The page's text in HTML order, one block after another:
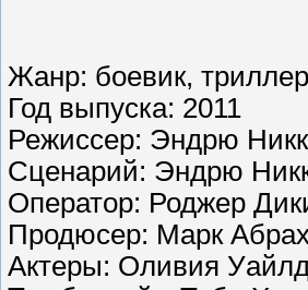
Жанр: боевик,
Год выпуска: 2011
Режиссер: Эндрю
Сценарий: Эндрю
Оператор: Роджер
Продюсер: Марк
Актеры: Оливия